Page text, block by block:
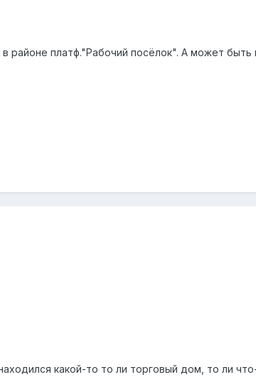
районе платф."Рабочий посёлок". А может быть
какой-то то ли торговый дом, то ли